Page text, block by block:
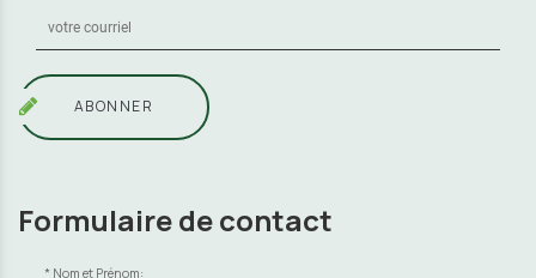
ABONNER
Formulaire de contact
Nom et Prénom: